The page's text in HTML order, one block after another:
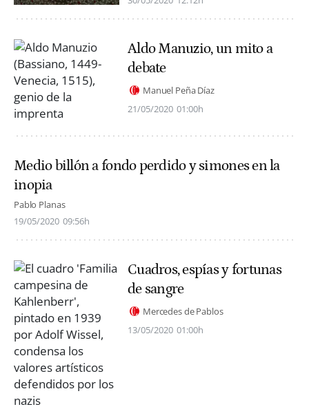
Aldo Manuzio, un mito a
debate
Manuel Peña Díaz
21/05/2020 01:00h
Medio billón a fondo perdido y simones en la
inopia
Pablo Planas
19/05/2020 09:56h
Cuadros, espías y fortunas
de sangre
Mercedes de Pablos
13/05/2020 01:00h